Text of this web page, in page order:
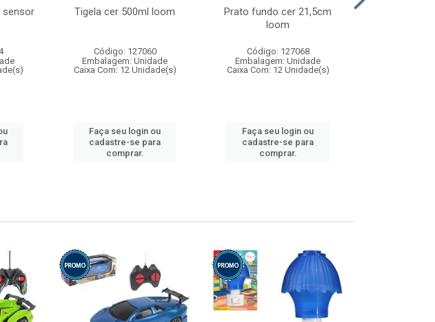
sensor
Tigela cer 500ml loom
Código: 127060
Embalagem: Unidade
Caixa Com: 12 Unidade(s)
Faça seu login ou
cadastre-se para
comprar.
Prato fundo cer 21,5cm
loom
Código: 127068
Embalagem: Unidade
Caixa Com: 12 Unidade(s)
Faça seu login ou
cadastre-se para
comprar.